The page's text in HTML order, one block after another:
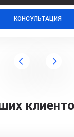
КОНСУЛЬТАЦИЯ